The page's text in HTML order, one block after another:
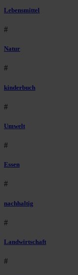
Lebensmittel
#
Natur
#
kinderbuch
#
Umwelt
#
Essen
#
nachhaltig
#
Landwirtschaft
#